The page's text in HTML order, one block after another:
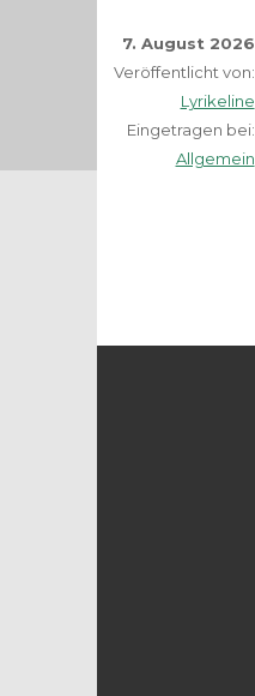
7. August 2026
Veröffentlicht von:
Lyrikeline
Eingetragen bei:
Allgemein